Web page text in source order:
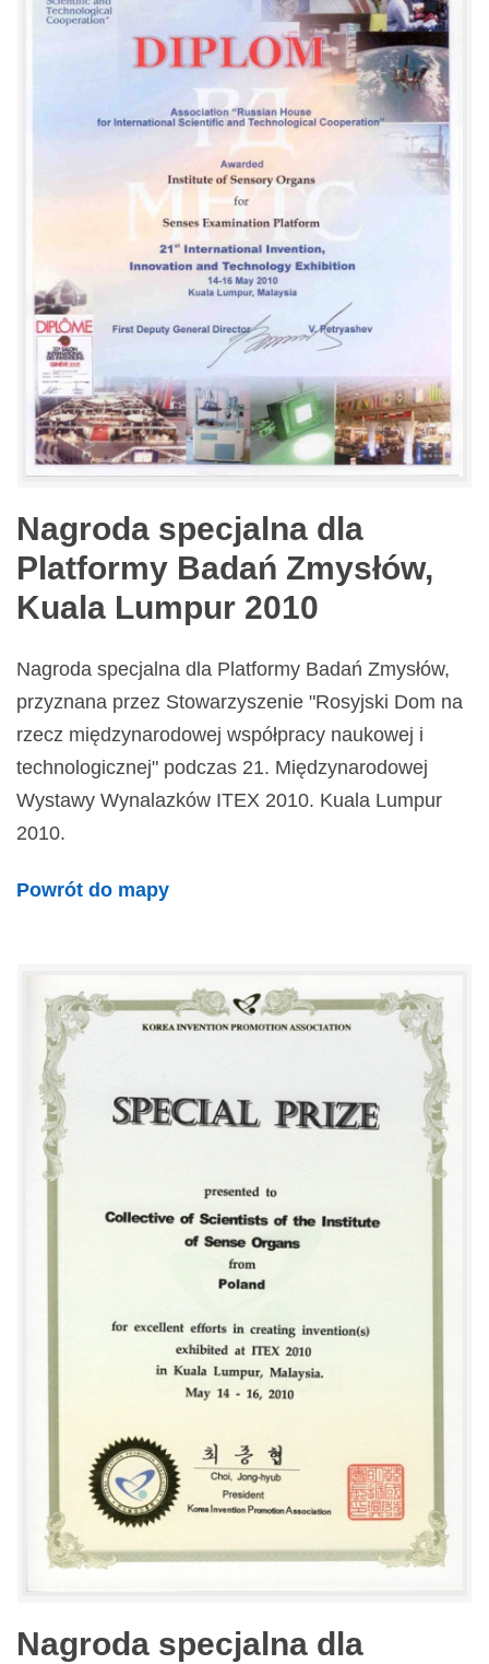
Nagroda specjalna dla
Platformy Badań Zmysłów,
Kuala Lumpur 2010
Nagroda specjalna dla Platformy Badań Zmysłów,
przyznana przez Stowarzyszenie "Rosyjski Dom na
rzecz międzynarodowej współpracy naukowej i
technologicznej" podczas 21. Międzynarodowej
Wystawy Wynalazków ITEX 2010. Kuala Lumpur
2010.
Powrót do mapy
Nagroda specjalna dla